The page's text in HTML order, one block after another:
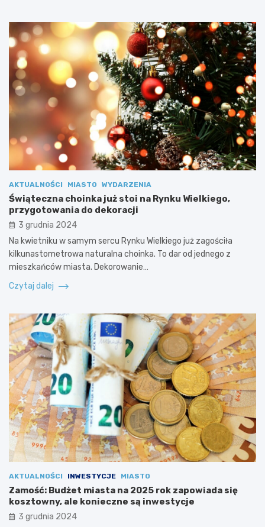
AKTUALNOŚCI MIASTO WYDARZENIA
Świąteczna choinka już stoi na Rynku Wielkiego,
przygotowania do dekoracji
3 grudnia 2024
Na kwietniku w samym sercu Rynku Wielkiego już zagościła
kilkunastometrowa naturalna choinka. To dar od jednego z
mieszkańców miasta. Dekorowanie…
Czytaj dalej
AKTUALNOŚCI INWESTYCJE MIASTO
Zamość: Budżet miasta na 2025 rok zapowiada się
kosztowny, ale konieczne są inwestycje
3 grudnia 2024